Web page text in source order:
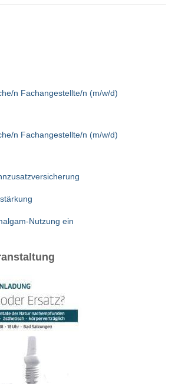
n Fachangestellte/n (m/w/d)
n Fachangestellte/n (m/w/d)
Nutzung ein